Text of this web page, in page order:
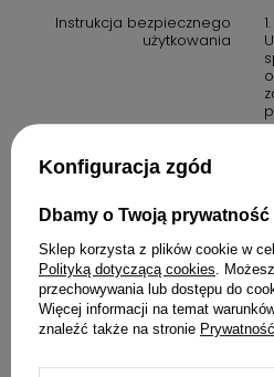
od lat wyznacza standardy w
Inwestując w ten korek, zyskujesz
innowacyjnych technologii i
podkreśli styl Twojej łazienki.
satysfakcji i bezproblemowego
Instrukcja bezpiecznego
użytkowania
Konfiguracja zgód
Dbamy o Twoją prywatność
Sklep korzysta z plików cookie w
Polityką dotyczącą cookies.
przechowywania lub dostępu do
Więcej informacji na temat
znaleźć także na stronie